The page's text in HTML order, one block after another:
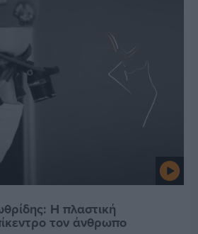
Η πλαστική
τον άνθρωπο